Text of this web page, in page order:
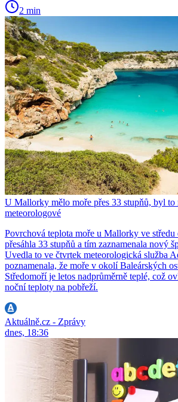
2 min
U Mallorky mělo moře přes 33 stupňů, byl to
meteorologové
Povrchová teplota moře u Mallorky ve středu
přesáhla 33 stupňů a tím zaznamenala nový
Uvedla to ve čtvrtek meteorologická služba
poznamenala, že moře v okolí Baleárských
Středomoří je letos nadprůměrně teplé, což
noční teploty na pobřeží.
Aktuálně.cz - Zprávy
dnes, 18:36